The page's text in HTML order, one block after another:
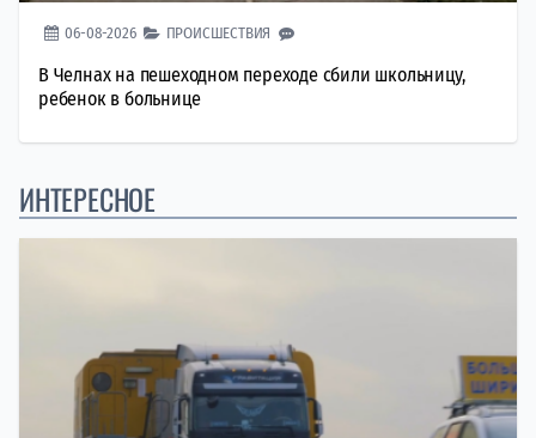
06-08-2026 ПРОИСШЕСТВИЯ
В Челнах на пешеходном переходе сбили школьницу,
ребенок в больнице
ИНТЕРЕСНОЕ